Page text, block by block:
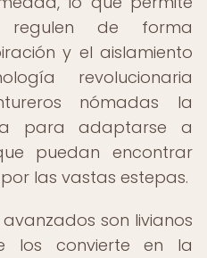
de forma
y el aislamiento
revolucionaria
nómadas la
para adaptarse a
puedan encontrar
las vastas estepas.
son livianos
los convierte en la